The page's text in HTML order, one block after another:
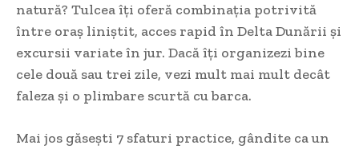
natură? Tulcea îți oferă combinația potrivită
între oraș liniștit, acces rapid în Delta Dunării și
excursii variate în jur. Dacă îți organizezi bine
cele două sau trei zile, vezi mult mai mult decât
faleza și o plimbare scurtă cu barca.
Mai jos găsești 7 sfaturi practice, gândite ca un